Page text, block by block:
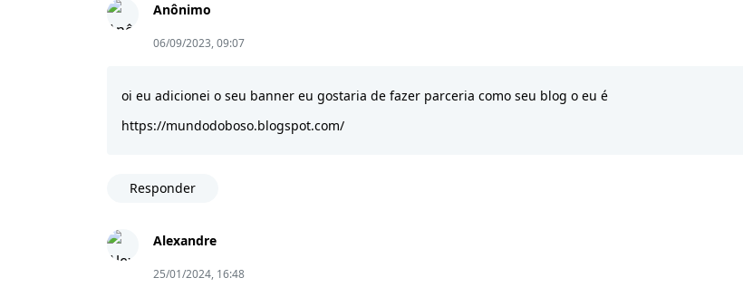
Anônimo
06/09/2023, 09:07
oi eu adicionei o seu banner eu gostaria de fazer parceria como seu blog o eu é
https://mundodoboso.blogspot.com/
Responder
Alexandre
25/01/2024, 16:48